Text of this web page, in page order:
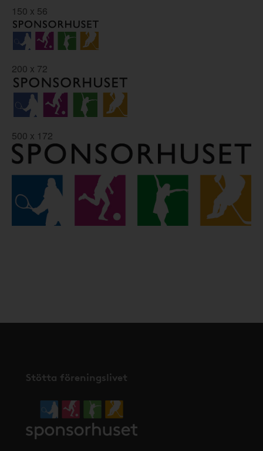
150 x 56
200 x 72
500 x 172
Stötta föreningslivet